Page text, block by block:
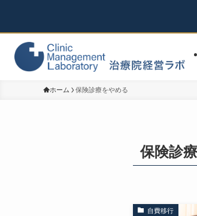
ホーム 保険診療をやめる
保険診
自費移行